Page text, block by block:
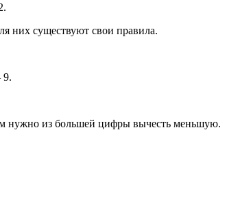
них существуют свои правила.
9.
нужно из большей цифры вычесть меньшую.